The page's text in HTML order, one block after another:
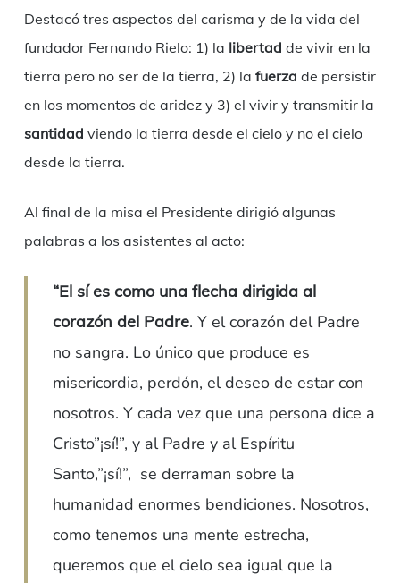
Destacó tres aspectos del carisma y de la vida del
fundador Fernando Rielo: 1) la libertad de vivir en la
tierra pero no ser de la tierra, 2) la fuerza de persistir
en los momentos de aridez y 3) el vivir y transmitir la
santidad viendo la tierra desde el cielo y no el cielo
desde la tierra.
Al final de la misa el Presidente dirigió algunas
palabras a los asistentes al acto:
“El sí es como una flecha dirigida al
corazón del Padre. Y el corazón del Padre
no sangra. Lo único que produce es
misericordia, perdón, el deseo de estar con
nosotros. Y cada vez que una persona dice a
Cristo”¡sí!”, y al Padre y al Espíritu
Santo,”¡sí!”, se derraman sobre la
humanidad enormes bendiciones. Nosotros,
como tenemos una mente estrecha,
queremos que el cielo sea igual que la